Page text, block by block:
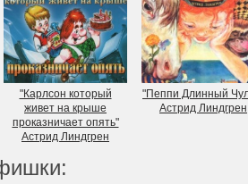
"Карлсон который
живет на крыше
проказничает опять"
Астрид Линдгрен
"Пеппи Длинный
Астрид Линдгрен